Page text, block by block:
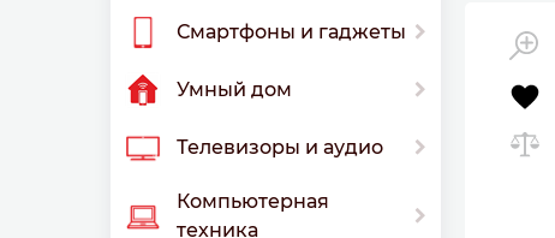
Смартфоны и гаджеты
Умный дом
Телевизоры и аудио
Компьютерная
техника